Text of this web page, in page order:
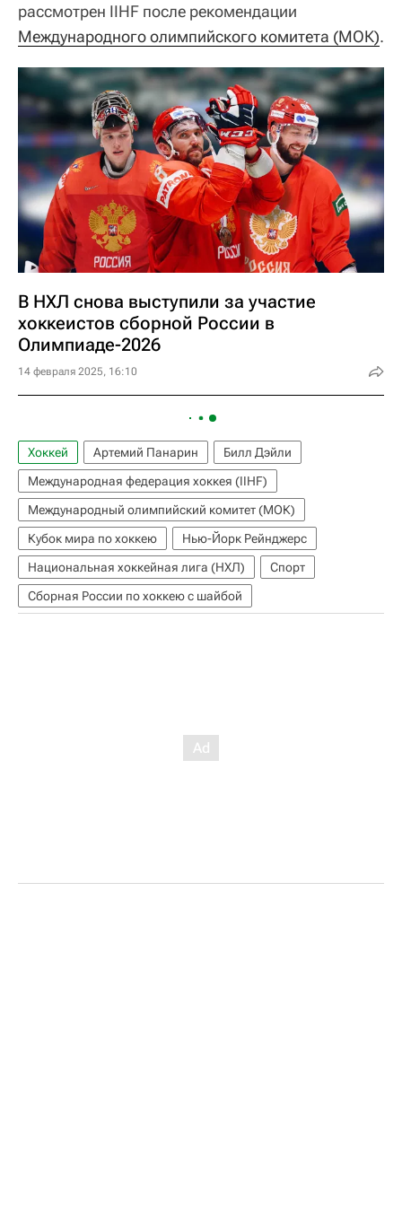
рассмотрен IIHF после рекомендации
Международного олимпийского комитета (МОК).
В НХЛ снова выступили за участие
хоккеистов сборной России в
Олимпиаде-2026
14 февраля 2025, 16:10
Хоккей Артемий Панарин
Билл Дэйли
Международная федерация хоккея (IIHF)
Международный олимпийский комитет (МОК)
Кубок мира по хоккею
Нью-Йорк Рейнджерс
Национальная хоккейная лига (НХЛ)
Спорт
Сборная России по хоккею с шайбой